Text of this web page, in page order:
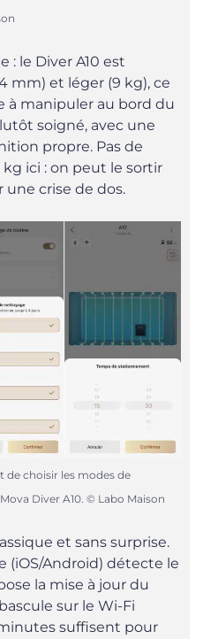
: le Diver A10 est
mm) et léger (9 kg), ce
à manipuler au bord du
soigné, avec une
propre. Pas de
ici : on peut le sortir
une crise de dos.
de choisir les modes de
Diver A10. © Labo Maison
et sans surprise.
(iOS/Android) détecte le
la mise à jour du
sur le Wi-Fi
suffisent pour